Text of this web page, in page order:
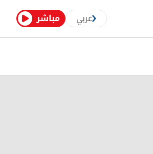
مباشر عربي